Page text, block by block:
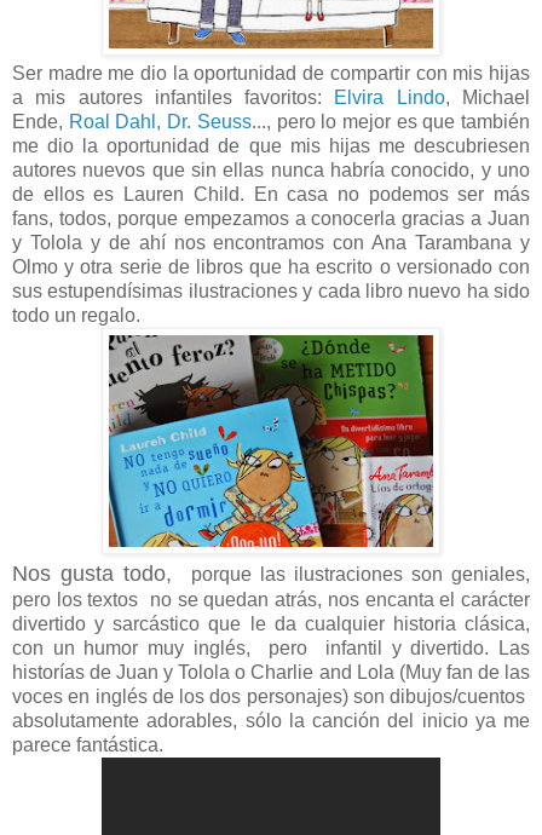
Ser madre me dio la oportunidad de compartir con mis hijas
a mis autores infantiles favoritos: Elvira Lindo, Michael
Ende, Roal Dahl, Dr. Seuss..., pero lo mejor es que también
me dio la oportunidad de que mis hijas me descubriesen
autores nuevos que sin ellas nunca habría conocido, y uno
de ellos es Lauren Child. En casa no podemos ser más
fans, todos, porque empezamos a conocerla gracias a Juan
y Tolola y de ahí nos encontramos con Ana Tarambana y
Olmo y otra serie de libros que ha escrito o versionado con
sus estupendísimas ilustraciones y cada libro nuevo ha sido
todo un regalo.
Nos gusta todo,
porque las ilustraciones son geniales,
pero los textos no se quedan atrás, nos encanta el carácter
divertido y sarcástico que le da cualquier historia clásica,
con un humor muy inglés, pero infantil y divertido. Las
historías de Juan y Tolola o Charlie and Lola (Muy fan de las
voces en inglés de los dos personajes) son dibujos/cuentos
absolutamente adorables, sólo la canción del inicio ya me
parece fantástica.